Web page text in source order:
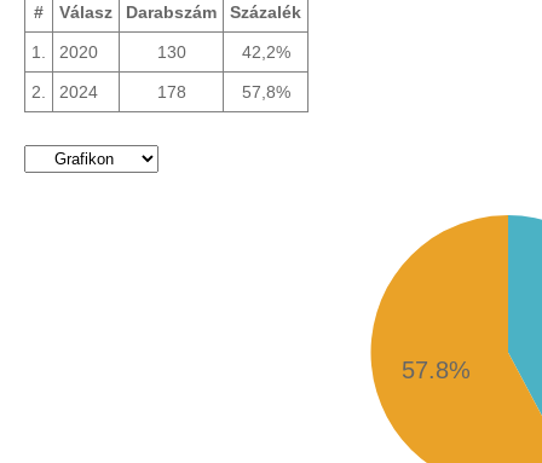
# Válasz Darabszám Százalék
1. 2020 130 42,2%
2. 2024 178 57,8%
57.8%